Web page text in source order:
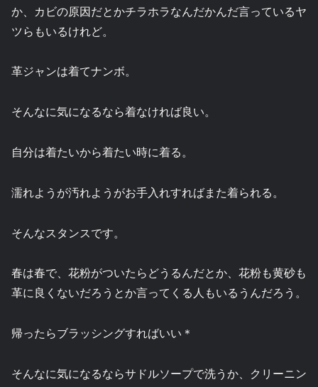
か、カビの原因だとかチラホラなんだかんだ言っているヤ
ツらもいるけれど。
革ジャンは着てナンボ。
そんなに気になるなら着なければ良い。
自分は着たいから着たい時に着る。
濡れようが汚れようがお手入れすればまた着られる。
そんなスタンスです。
春は春で、花粉がついたらどうるんだとか、花粉も黄砂も
革に良くないだろうとか言ってくる人もいるうんだろう。
帰ったらブラッシングすればいい＊
そんなに気になるならサドルソープで洗うか、クリーニン